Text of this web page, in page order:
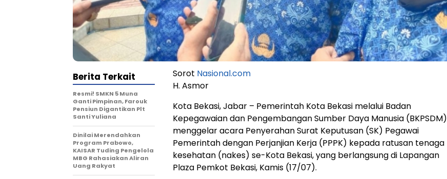
Sorot Nasional.com
H. Asmor
Kota Bekasi, Jabar – Pemerintah Kota Bekasi melalui Badan
Kepegawaian dan Pengembangan Sumber Daya Manusia (BKPSDM)
menggelar acara Penyerahan Surat Keputusan (SK) Pegawai
Pemerintah dengan Perjanjian Kerja (PPPK) kepada ratusan tenaga
kesehatan (nakes) se-Kota Bekasi, yang berlangsung di Lapangan
Plaza Pemkot Bekasi, Kamis (17/07).
Berita Terkait
Resmi! SMKN 5 Muna
Ganti Pimpinan, Farouk
Pensiun Digantikan Plt
Santi Yuliana
Dinilai Merendahkan
Program Prabowo,
KAISAR Tuding Pengelola
MBG Rahasiakan Aliran
Uang Rakyat